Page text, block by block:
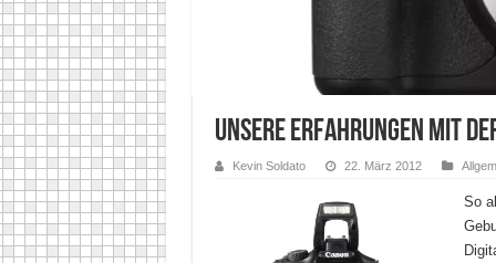
Unsere Erfahrungen mit der
Kevin Soldato 22. März 2012
So